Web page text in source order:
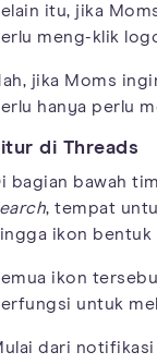
itu, jika
meng-klik
jika Moms
hanya perlu
di Threads
bagian bawah
, tempat
ikon bentuk
ikon
untuk
dari